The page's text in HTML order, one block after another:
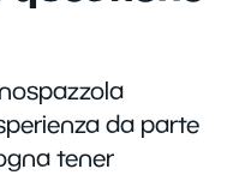
da parte
tener